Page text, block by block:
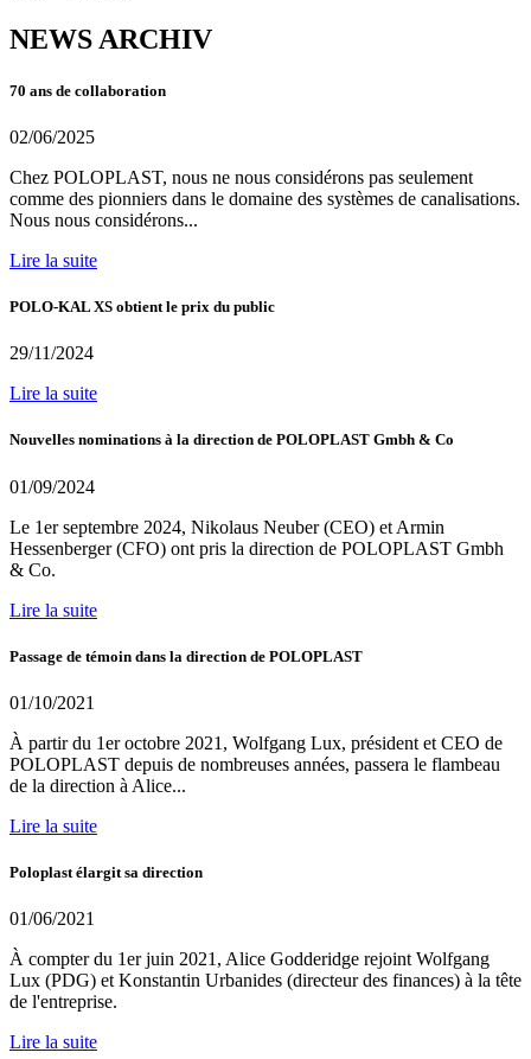
NEWS ARCHIV
70 ans de collaboration
02/06/2025
Chez POLOPLAST, nous ne nous considérons pas seulement
comme des pionniers dans le domaine des systèmes de canalisations.
Nous nous considérons...
Lire la suite
POLO-KAL XS obtient le prix du public
29/11/2024
Lire la suite
Nouvelles nominations à la direction de POLOPLAST Gmbh & Co
01/09/2024
Le 1er septembre 2024, Nikolaus Neuber (CEO) et Armin
Hessenberger (CFO) ont pris la direction de POLOPLAST Gmbh
& Co.
Lire la suite
Passage de témoin dans la direction de POLOPLAST
01/10/2021
À partir du 1er octobre 2021, Wolfgang Lux, président et CEO de
POLOPLAST depuis de nombreuses années, passera le flambeau
de la direction à Alice...
Lire la suite
Poloplast élargit sa direction
01/06/2021
À compter du 1er juin 2021, Alice Godderidge rejoint Wolfgang
Lux (PDG) et Konstantin Urbanides (directeur des finances) à la tête
de l'entreprise.
Lire la suite